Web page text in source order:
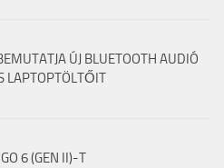
ÚJ BLUETOOTH AUDIÓ
LAPTOPTÖLTŐIT
6 (GEN II)-T